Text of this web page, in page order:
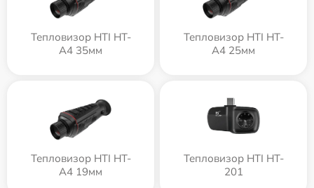
Тепловизор HTI HT-
A4 35мм
Тепловизор HTI HT-
A4 25мм
Тепловизор HTI HT-
A4 19мм
Тепловизор HTI HT-
201